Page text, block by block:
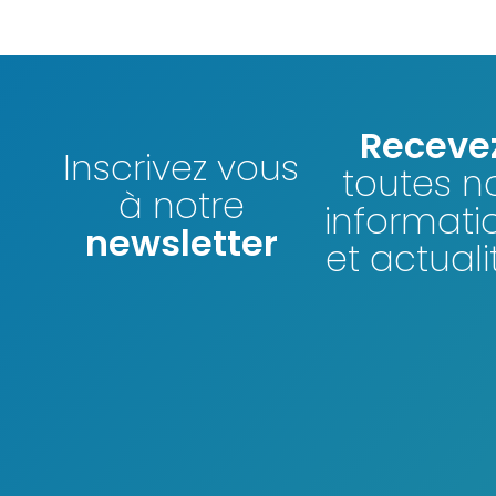
Inscrivez vous
à notre
newsletter
toutes
et